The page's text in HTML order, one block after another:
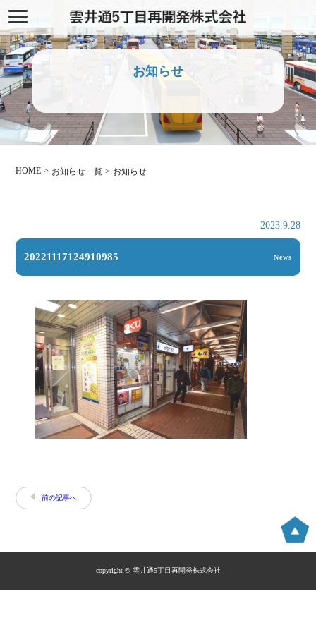
お知らせ
HOME お知らせ一覧 お知らせ
2023.9.28
20221117124910985
前の記事へ
copyright © 雲井通5丁目再開発株式会社